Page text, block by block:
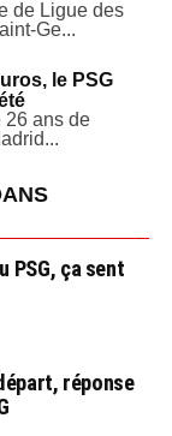
de Ligue des
Ge...
le PSG
26 ans de
PSG, ça sent
réponse